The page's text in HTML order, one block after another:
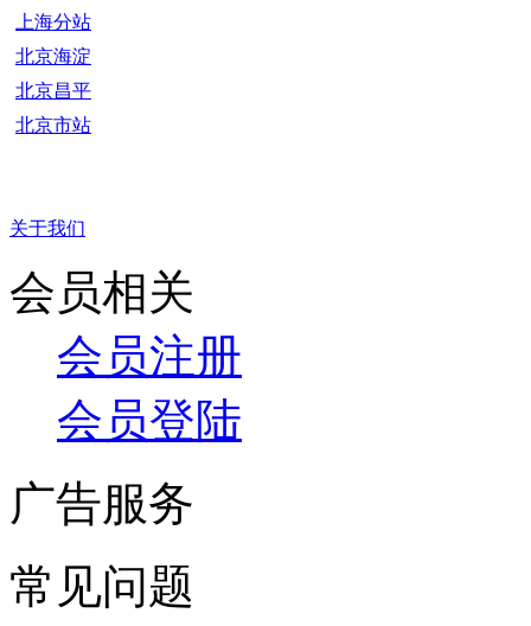
上海分站
北京海淀
北京昌平
北京市站
关于我们
会员相关
会员注册
会员登陆
广告服务
常见问题